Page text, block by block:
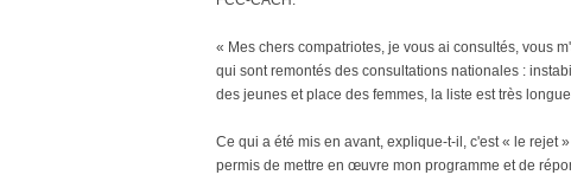
« Mes chers compatriotes, je vous ai consultés, vous
qui sont remontés des consultations nationales :
des jeunes et place des femmes, la liste est très
Ce qui a été mis en avant, explique-t-il, c'est « le rejet
permis de mettre en œuvre mon programme et de